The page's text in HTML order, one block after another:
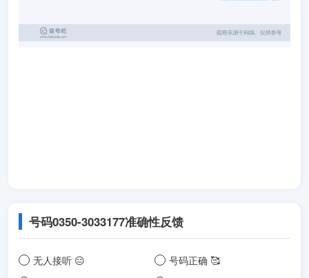
号码0350-3033177准确性反馈
无人接听 😑
号码正确 🥰